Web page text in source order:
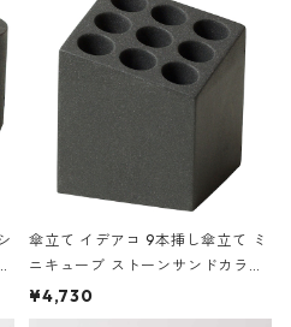
傘立て イデアコ 9本挿し傘立て ミ
ニキューブ ストーンサンドカラー
石調 ideaco Umbrella Stand CUB
E ストーンサンドブラック
¥4,730